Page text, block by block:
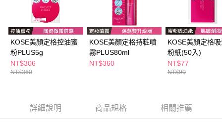
權轉讓予恩沛科技股份有限公司。
２．關於個人資料處理事宜，請瀏覽以下網址：
https://aftee.tw/terms/#terms3
３．未成年的使用者請事先徵得法定代理人或監護人之同意方可使用
「AFTEE先享後付」，若未經同意申辦者引起之損失，本公司不負相關責
任。
４．使用「AFTEE先享後付」時，將依據個別帳號之用戶狀況，依本公司即
時審查核予不同之上限額度；若仍有額度不足之情形，本公司將視審查結果
請求用戶進行身份認證。
付款後7-11取貨
每筆NT$65，滿NT$490(含以上)免運費
宅配(本島)
每筆NT$100，滿NT$790(含以上)免運費
付款後寶雅門市自取(由倉庫統一出貨)
KOSE美顏定格控油蜜
粉PLUS5g
NT$306
NT$360
KOSE美顏定格持粧噴
霧PLUS80ml
NT$360
KOSE美顏定格
粉紙(50入)
NT$77
NT$90
詳細說明 商品規格 相關推薦